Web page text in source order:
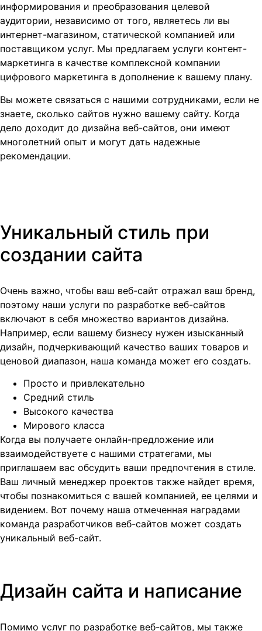
информирования и преобразования целевой
аудитории, независимо от того, являетесь ли вы
интернет-магазином, статической компанией или
поставщиком услуг. Мы предлагаем услуги контент-
маркетинга в качестве комплексной компании
цифрового маркетинга в дополнение к вашему плану.
Вы можете связаться с нашими сотрудниками, если не
знаете, сколько сайтов нужно вашему сайту. Когда
дело доходит до дизайна веб-сайтов, они имеют
многолетний опыт и могут дать надежные
рекомендации.
Уникальный стиль при
создании сайта
Очень важно, чтобы ваш веб-сайт отражал ваш бренд,
поэтому наши услуги по разработке веб-сайтов
включают в себя множество вариантов дизайна.
Например, если вашему бизнесу нужен изысканный
дизайн, подчеркивающий качество ваших товаров и
ценовой диапазон, наша команда может его создать.
Просто и привлекательно
Средний стиль
Высокого качества
Мирового класса
Когда вы получаете онлайн-предложение или
взаимодействуете с нашими стратегами, мы
приглашаем вас обсудить ваши предпочтения в стиле.
Ваш личный менеджер проектов также найдет время,
чтобы познакомиться с вашей компанией, ее целями и
видением. Вот почему наша отмеченная наградами
команда разработчиков веб-сайтов может создать
уникальный веб-сайт.
Дизайн сайта и написание
Помимо услуг по разработке веб-сайтов, мы также